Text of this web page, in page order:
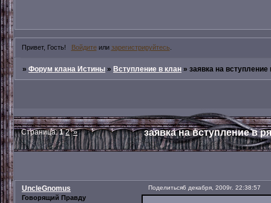
Привет, Гость! Войдитеили зарегистрируйтесь
»Форум клана Истины »Вступление в клан »заявка на
заявка на вступление в
Страница:1 2 »
Поделиться6 декабря, 2009г. 22:38:57
UncleGnomus
Говорящий Правду